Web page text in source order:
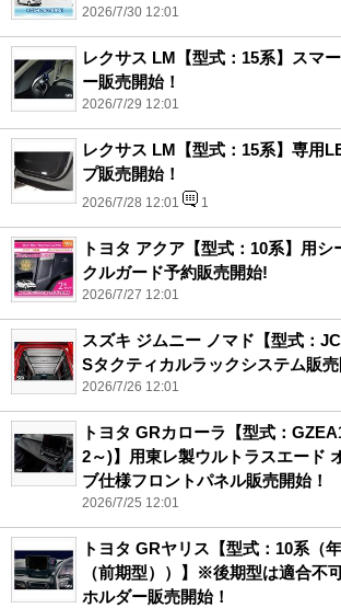
2026/7/30 12:01
レクサス LM【型式：15系】スマ
ー販売開始！
2026/7/29 12:01
レクサス LM【型式：15系】専用
プ販売開始！
2026/7/28 12:01 1
トヨタ アクア【型式：10系】用シ
クルガード予約販売開始!
2026/7/27 12:01
スズキ ジムニー ノマド【型式：
Sタクティカルラックシステム販売
2026/7/26 12:01
トヨタ GRカローラ【型式：
2～)】用東レ製ウルトラスエード
ブ仕様フロントパネル販売開始！
2026/7/25 12:01
トヨタ GRヤリス【型式：10系（
（前期型））】※後期型は適合不
ホルダー販売開始！